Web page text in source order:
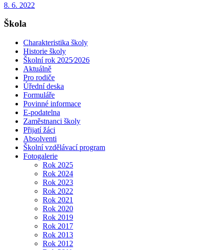
8. 6. 2022
Škola
Charakteristika školy
Historie školy
Školní rok 2025⁄2026
Aktuálně
Pro rodiče
Úřední deska
Formuláře
Povinné informace
E-podatelna
Zaměstnanci školy
Přijatí žáci
Absolventi
Školní vzdělávací program
Fotogalerie
Rok 2025
Rok 2024
Rok 2023
Rok 2022
Rok 2021
Rok 2020
Rok 2019
Rok 2017
Rok 2013
Rok 2012